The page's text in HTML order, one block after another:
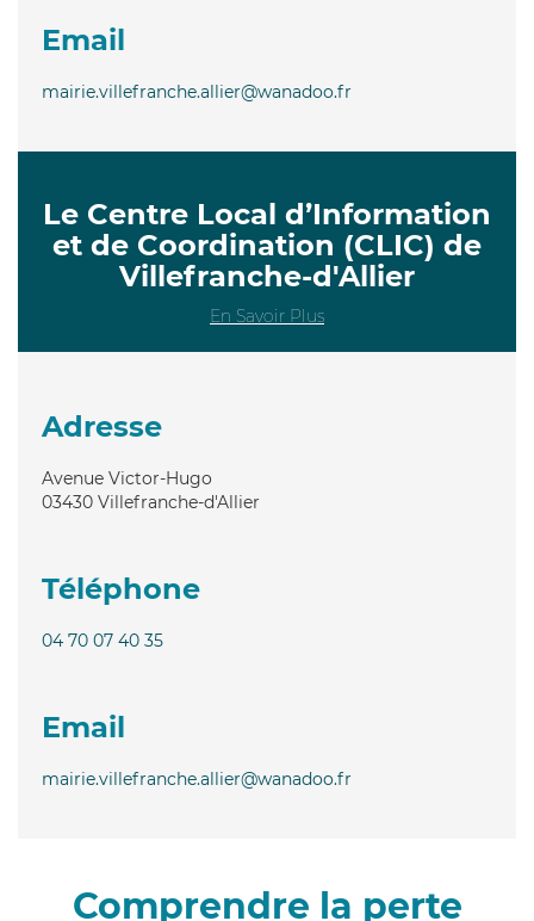
Email
mairie.villefranche.allier@wanadoo.fr
Le Centre Local d’Information
et de Coordination (CLIC) de
Villefranche-d'Allier
En Savoir Plus
Adresse
Avenue Victor-Hugo
03430 Villefranche-d'Allier
Téléphone
04 70 07 40 35
Email
mairie.villefranche.allier@wanadoo.fr
Comprendre la perte